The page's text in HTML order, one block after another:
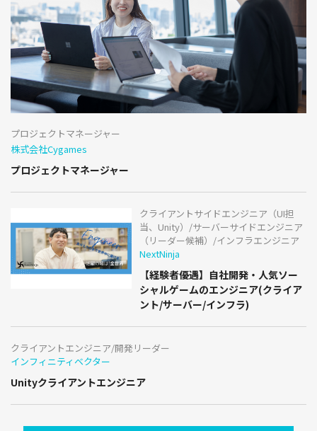
プロジェクトマネージャー
株式会社Cygames
プロジェクトマネージャー
クライアントサイドエンジニア（UI担
当、Unity）/サーバーサイドエンジニア
（リーダー候補）/インフラエンジニア
NextNinja
【経験者優遇】自社開発・人気ソー
シャルゲームのエンジニア(クライア
ント/サーバー/インフラ)
クライアントエンジニア/開発リーダー
インフィニティベクター
Unityクライアントエンジニア